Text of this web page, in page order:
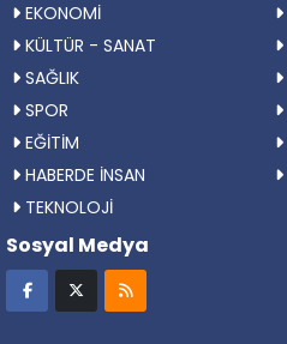
EKONOMİ
KÜLTÜR - SANAT
SAĞLIK
SPOR
EĞİTİM
HABERDE İNSAN
TEKNOLOJİ
Sosyal Medya